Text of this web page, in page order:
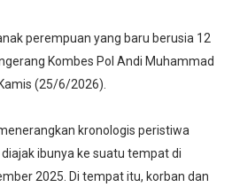
perempuan yang baru berusia 12
Kombes Pol Andi Muhammad
(25/6/2026).
kronologis peristiwa
ibunya ke suatu tempat di
2025. Di tempat itu, korban dan